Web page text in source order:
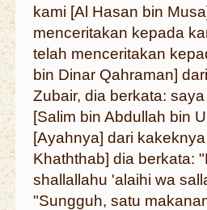
kami [Al Hasan bin
menceritakan kepada
telah menceritakan
bin Dinar Qahraman]
Zubair, dia berkata:
[Salim bin Abdullah bin
[Ayahnya] dari
Khaththab] dia berkata:
shallallahu 'alaihi wa
"Sungguh, satu